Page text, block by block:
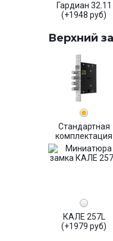
Гардиан 32.11
(+1948 руб)
Верхний
Стандартная
комплектация
КАЛЕ 257L
(+1979 руб)